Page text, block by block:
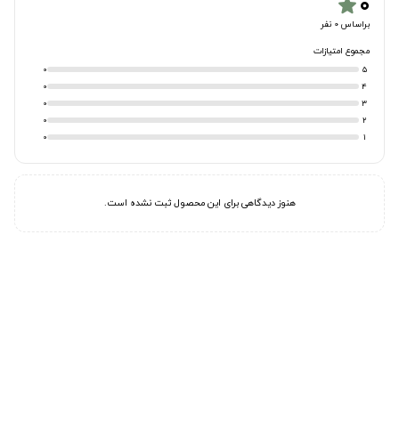
براساس 0 نفر
مجموع امتیازات
5
0
4
0
3
0
2
0
1
0
هنوز دیدگاهی برای این محصول ثبت نشده است.